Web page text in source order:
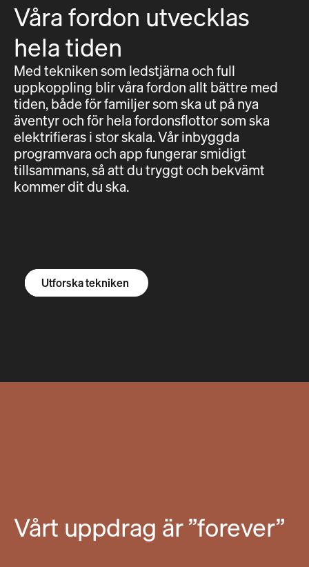
Våra fordon utvecklas
hela tiden
Med tekniken som ledstjärna och full
uppkoppling blir våra fordon allt bättre med
tiden, både för familjer som ska ut på nya
äventyr och för hela fordonsflottor som ska
elektrifieras i stor skala. Vår inbyggda
programvara och app fungerar smidigt
tillsammans, så att du tryggt och bekvämt
kommer dit du ska.
Utforska R1S
Utforska R1T
Utforska skåpbilar
Utforska tekniken
Vårt uppdrag är ”forever”